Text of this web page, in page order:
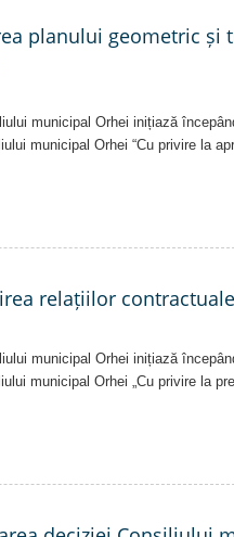
planului geometric și
municipal Orhei inițiază
municipal Orhei “Cu privire la
relațiilor
municipal Orhei inițiază
municipal Orhei „Cu privire la